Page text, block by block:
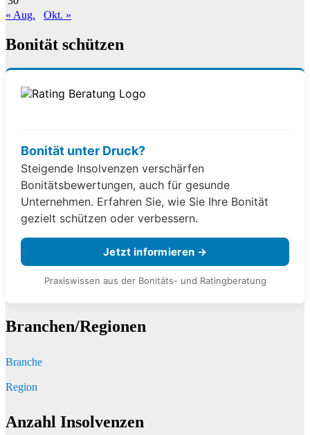
« Aug.
Okt. »
Bonität schützen
Bonität unter Druck?
Steigende Insolvenzen verschärfen
Bonitätsbewertungen, auch für gesunde
Unternehmen. Erfahren Sie, wie Sie Ihre Bonität
gezielt schützen oder verbessern.
Jetzt informieren →
Praxiswissen aus der Bonitäts- und Ratingberatung
Branchen/Regionen
Branche
Region
Anzahl Insolvenzen